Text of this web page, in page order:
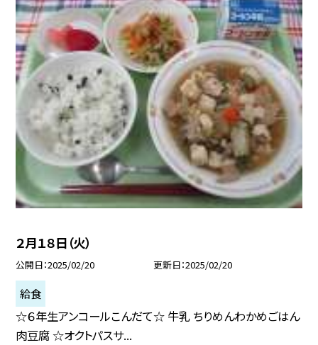
２月１８日（火）
公開日 2025/02/20 更新日 2025/02/20
給食
☆６年生アンコールこんだて☆ 牛乳 ちりめんわかめごはん
肉豆腐 ☆オクトパスサ...